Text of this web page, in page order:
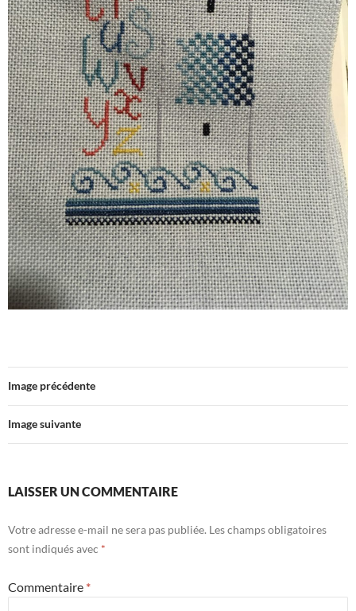
Image précédente
Image suivante
LAISSER UN COMMENTAIRE
Votre adresse e-mail ne sera pas publiée. Les champs obligatoires
sont indiqués avec *
Commentaire *